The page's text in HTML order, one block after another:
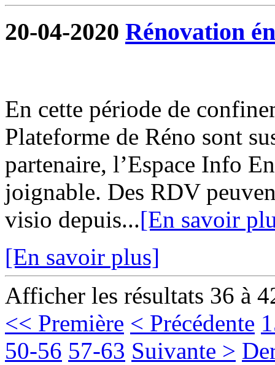
20-04-2020 Rénovation
En cette période de
Plateforme de Réno sont
partenaire, l’Espace Info
joignable. Des RDV
visio depuis...[En savoir
[En savoir plus]
Afficher les résultats 36 à
<< Première < Précédente
50-56 57-63 Suivante >